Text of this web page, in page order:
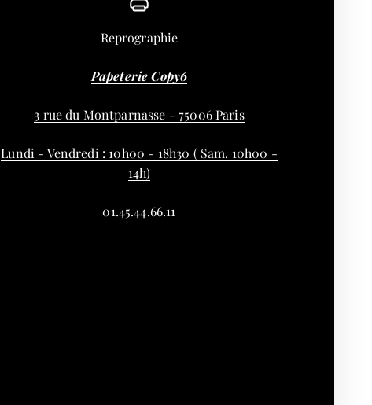
Reprographie
Papeterie Copy6
3 rue du Montparnasse - 75006 Paris
Lundi - Vendredi : 10h00 - 18h30 ( Sam. 10h00 -
14h)
01.45.44.66.11